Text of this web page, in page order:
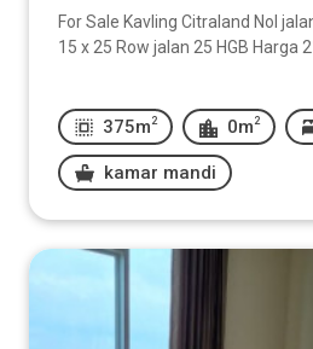
For Sale Kavling Citraland Nol
15 x 25 Row jalan 25 HGB Harga
375m 2 0m 2
kamar mandi